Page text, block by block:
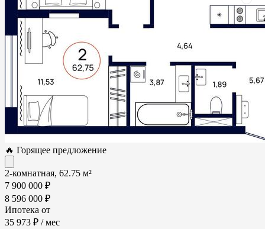
🔥 Горящее предложение
2-комнатная, 62.75 м²
7 900 000 ₽
8 596 000 ₽
Ипотека от
35 973 ₽ / мес